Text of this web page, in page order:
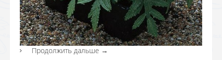
Продолжить дальше →